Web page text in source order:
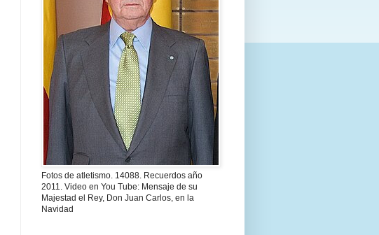
Fotos de atletismo. 14088. Recuerdos año
2011. Video en You Tube: Mensaje de su
Majestad el Rey, Don Juan Carlos, en la
Navidad